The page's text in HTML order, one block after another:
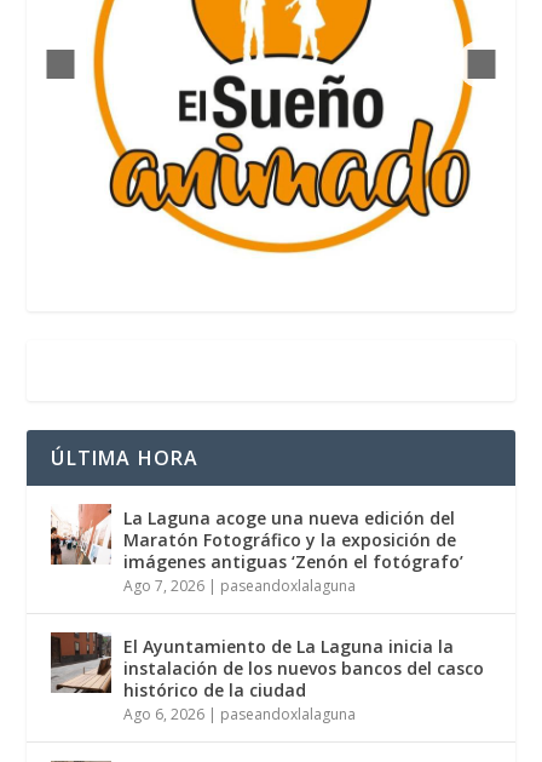
ÚLTIMA HORA
La Laguna acoge una nueva edición del
Maratón Fotográfico y la exposición de
imágenes antiguas ‘Zenón el fotógrafo’
Ago 7, 2026 | paseandoxlalaguna
El Ayuntamiento de La Laguna inicia la
instalación de los nuevos bancos del casco
histórico de la ciudad
Ago 6, 2026 | paseandoxlalaguna